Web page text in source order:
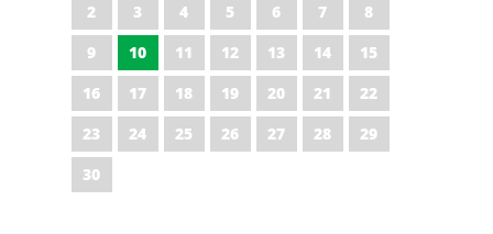
2
3 4 5 6 7
8
9
10 11 12 13 14
15
16
17 18 19 20 21
22
23
24 25 26 27 28
29
30